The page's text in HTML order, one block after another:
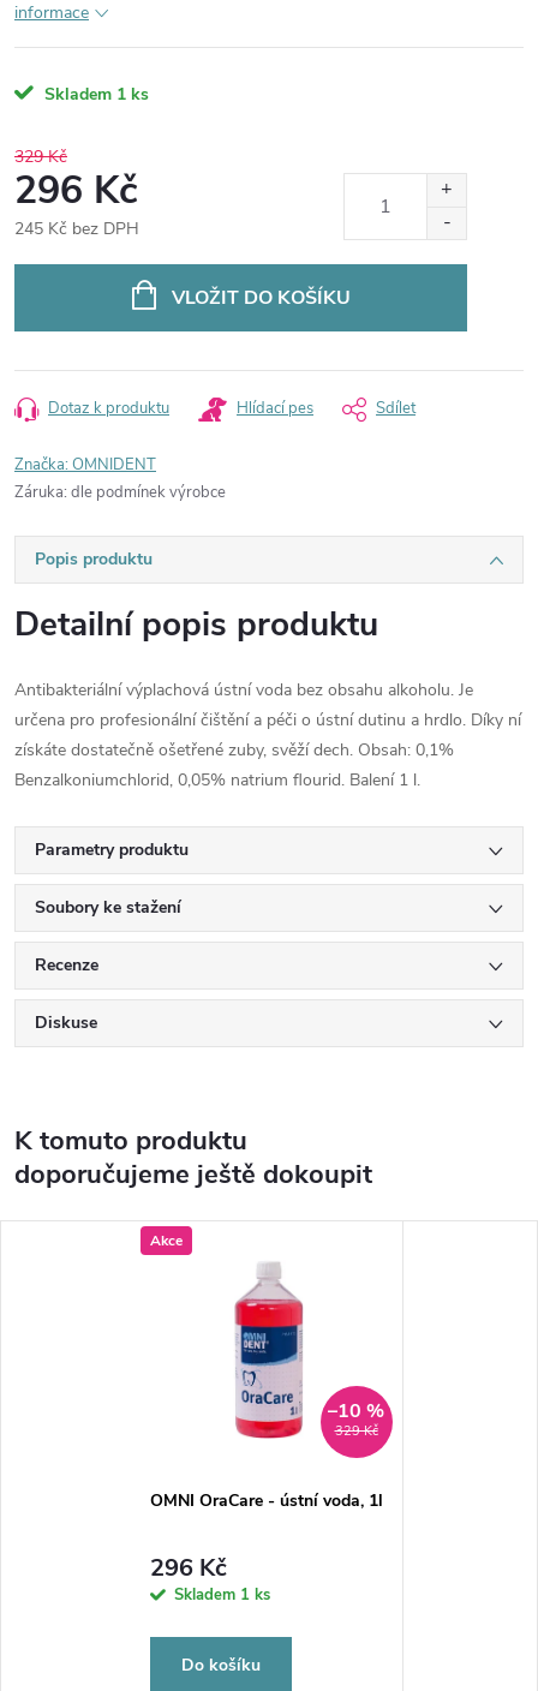
informace
Skladem 1 ks
329 Kč
296 Kč
245 Kč bez DPH
VLOŽIT DO KOŠÍKU
Dotaz k produktu Hlídací pes Sdílet
Značka:OMNIDENT
Záruka: dle podmínek výrobce
Popis produktu
Detailní popis produktu
Antibakteriální výplachová ústní voda bez obsahu alkoholu. Je
určena pro profesionální čištění a péči o ústní dutinu a hrdlo. Díky ní
získáte dostatečně ošetřené zuby, svěží dech. Obsah: 0,1%
Benzalkoniumchlorid, 0,05% natrium flourid. Balení 1 l.
Parametry produktu
Soubory ke stažení
Recenze
Diskuse
K tomuto produktu
doporučujeme ještě dokoupit
Akce
329 Kč
–10 %
OMNI OraCare - ústní voda, 1l
296 Kč
Skladem 1 ks
Do košíku